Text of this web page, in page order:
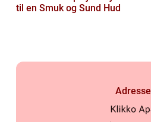
til en Smuk og Sund Hud
Adresse